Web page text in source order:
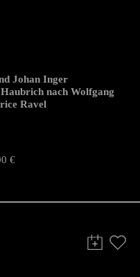
Johan Inger
nach Wolfgang
Ravel
€